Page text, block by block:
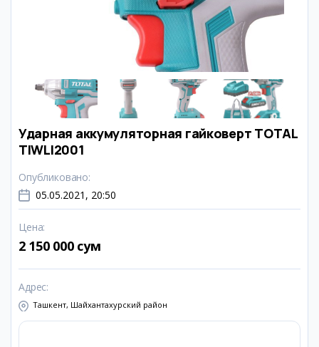
Ударная аккумуляторная гайковерт TOTAL
TIWLI2001
Опубликовано:
05.05.2021, 20:50
Цена:
2 150 000 сум
Адрес:
Ташкент, Шайхантахурский район